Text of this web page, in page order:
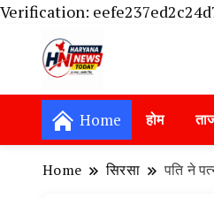
Verification:
Hansi News
Update in
Portet Update
Home होम
Home सिरसा पति ने